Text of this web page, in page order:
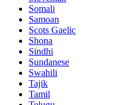
Somali
Samoan
Scots Gaelic
Shona
Sindhi
Sundanese
Swahili
Tajik
Tamil